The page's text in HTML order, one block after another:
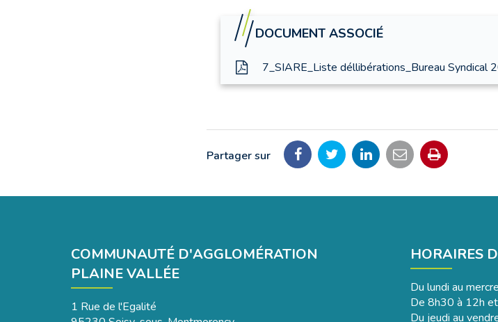
DOCUMENT ASSOCIÉ
7_SIARE_Liste déllibérations_Bureau
Partager sur
Partager
Facebook
Partager
Twitter
Partager
LinkedIn
Partager
email
Imprimer
page
COMMUNAUTÉ D'AGGLOMÉRATION
PLAINE VALLÉE
1 Rue de l'Egalité
HORAIRES
Du lundi au
De 8h30 à 12h
Du jeudi au